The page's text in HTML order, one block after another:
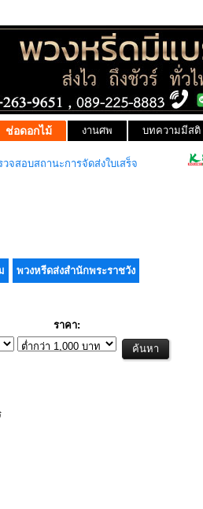
ช่อดอกไม้ งานศพ บทความมีสติ
วจสอบสถานะการจัดส่งใบเสร็จ
พวงหรีดส่งสำนักพระราชวัง
ราคา: